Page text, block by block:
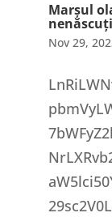
Marșul
nenăscuți
Nov 29,